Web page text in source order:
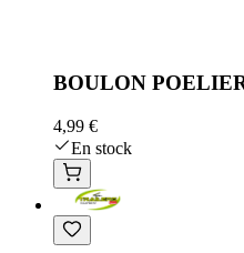
BOULON
4,99 €
En stock